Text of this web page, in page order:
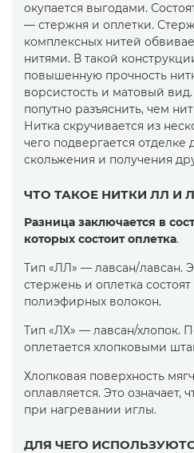
окупается выгодами.
— стержня и оплетки.
комплексных нитей
нитями. В такой
повышенную прочность
ворсистость и матовый
попутно разъяснить, чем
Нитка скручивается из
чего подвергается отделке
скольжения и получения
ЧТО ТАКОЕ НИТКИ ЛЛ И
Разница заключается в
которых состоит оплетка.
Тип «ЛЛ» — лавсан/лавсан.
стержень и оплетка
полиэфирных волокон.
Тип «ЛХ» — лавсан/хлопок.
оплетается хлопковыми
Хлопковая поверхность
оплавляется. Это означает,
при нагревании иглы.
ДЛЯ ЧЕГО